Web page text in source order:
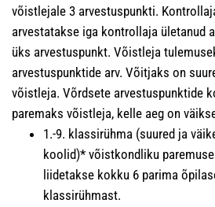
võistlejale 3 arvestuspunkti.
arvestatakse iga kontrollaja ületanud
üks arvestuspunkt. Võistleja
arvestuspunktide arv. Võitjaks on
võistleja. Võrdsete arvestuspunktide
paremaks võistleja, kelle aeg on
1.-9. klassirühma (suured ja
koolid)* võistkondliku
liidetakse kokku 6 parima
klassirühmast.